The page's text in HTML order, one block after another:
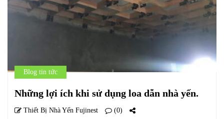
Blog tin tức
Những lợi ích khi sử dụng loa dẫn nhà yến.
Thiết Bị Nhà Yến Fujinest (0)